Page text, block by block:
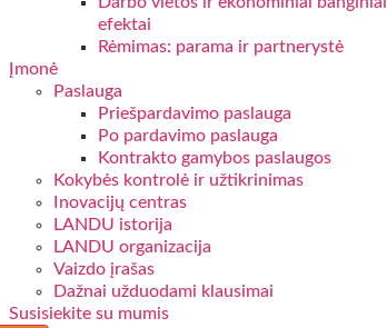
efektai
Rėmimas: parama ir partnerystė
Įmonė
Paslauga
Priešpardavimo paslauga
Po pardavimo paslauga
Kontrakto gamybos paslaugos
Kokybės kontrolė ir užtikrinimas
Inovacijų centras
LANDU istorija
LANDU organizacija
Vaizdo įrašas
Dažnai užduodami klausimai
Susisiekite su mumis